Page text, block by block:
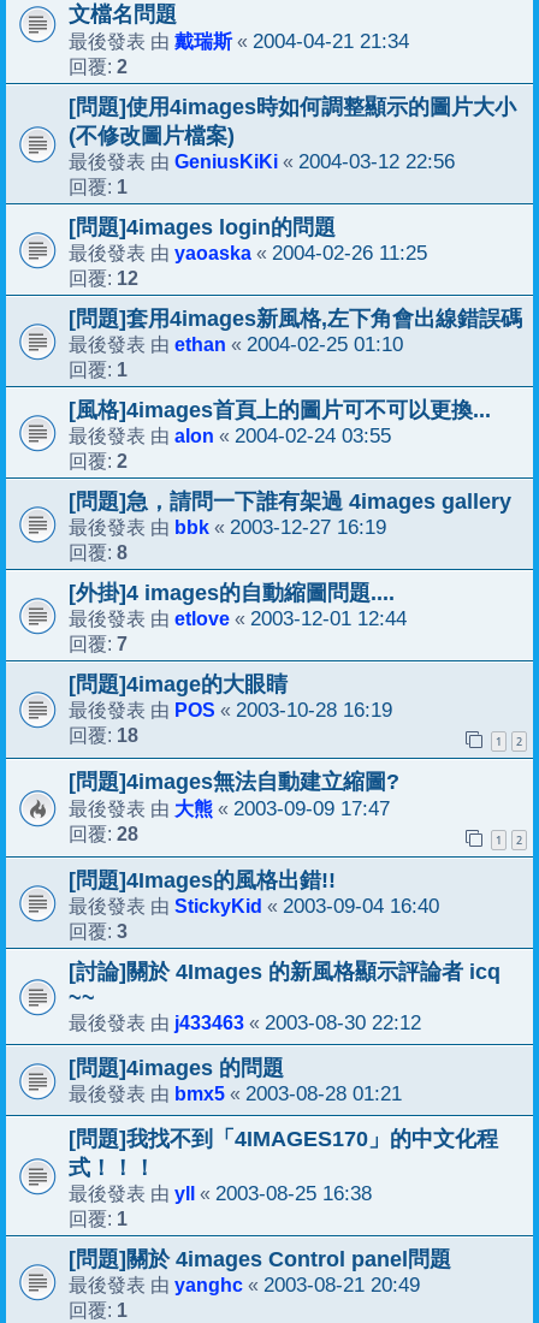
文檔名問題
最後發表 由 戴瑞斯« 2004-04-21 21:34
回覆: 2
[問題]使用4images時如何調整顯示的圖片大小
(不修改圖片檔案)
最後發表 由 GeniusKiKi « 2004-03-12 22:56
回覆: 1
[問題]4images login的問題
最後發表 由 yaoaska « 2004-02-26 11:25
回覆: 12
[問題]套用4images新風格,左下角會出線錯誤碼
最後發表 由 ethan « 2004-02-25 01:10
回覆: 1
[風格]4images首頁上的圖片可不可以更換...
最後發表 由 alon « 2004-02-24 03:55
回覆: 2
[問題]急，請問一下誰有架過 4images gallery
最後發表 由 bbk « 2003-12-27 16:19
回覆: 8
[外掛]4 images的自動縮圖問題....
最後發表 由 etlove « 2003-12-01 12:44
回覆: 7
[問題]4image的大眼睛
最後發表 由 POS « 2003-10-28 16:19
回覆: 18 1 2
[問題]4images無法自動建立縮圖?
最後發表 由 大熊 « 2003-09-09 17:47
回覆: 28 1 2
[問題]4Images的風格出錯!!
最後發表 由 StickyKid « 2003-09-04 16:40
回覆: 3
[討論]關於 4Images 的新風格顯示評論者 icq
~~
最後發表 由 j433463 « 2003-08-30 22:12
[問題]4images 的問題
最後發表 由 bmx5 « 2003-08-28 01:21
[問題]我找不到「4IMAGES170」的中文化程
式！！！
最後發表 由 yll « 2003-08-25 16:38
回覆: 1
[問題]關於 4images Control panel問題
最後發表 由 yanghc « 2003-08-21 20:49
回覆: 1